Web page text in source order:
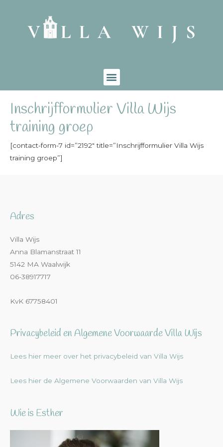
Inschrijfformulier Villa Wijs
training groep
[contact-form-7 id=”2192″ title=”Inschrijfformulier Villa Wijs
training groep”]
Adres
Villa Wijs
Anna Blamanstraat 11
5142 MA Waalwijk
06-38917717
KvK 67758401
Privacybeleid en Algemene Voorwaarde Villa Wijs
Lees hier meer over het privacybeleid van Villa Wijs
Lees hier de Algemene Voorwaarden van Villa Wijs
Wie is Esther